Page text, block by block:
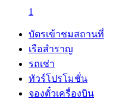
1
บัตรเข้าชมสถานที่
เรือสำราญ
รถเช่า
ทัวร์โปรโมชั่น
จองตั๋วเครื่องบิน